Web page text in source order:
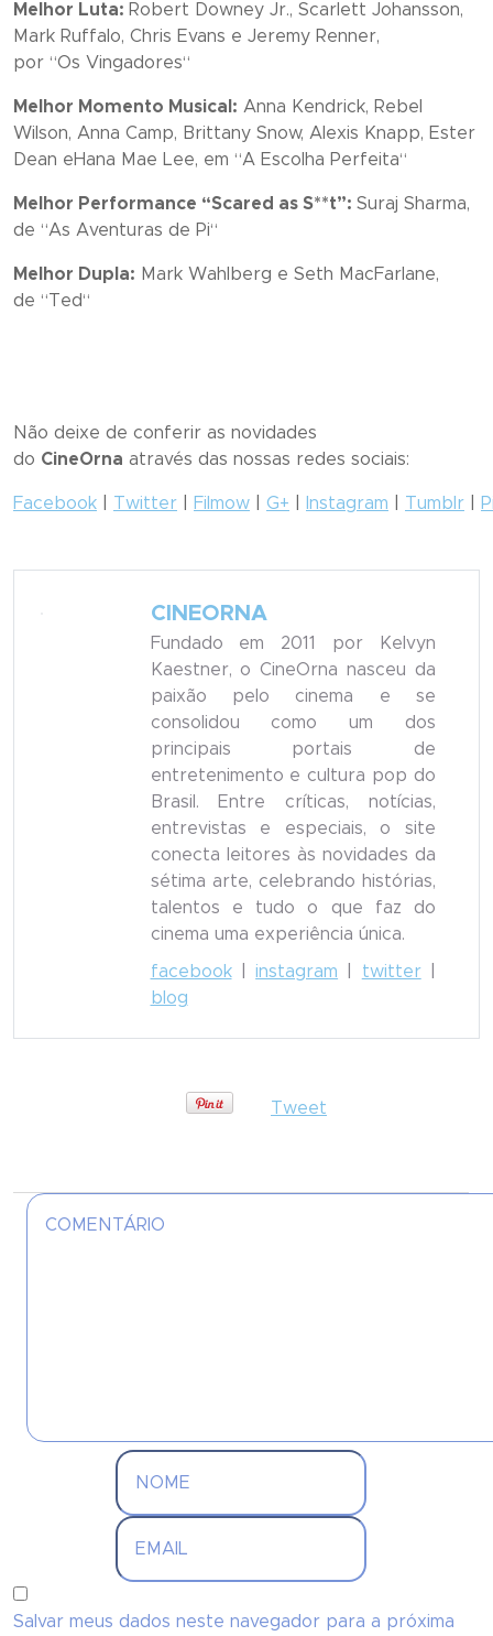
Melhor Luta: Robert Downey Jr., Scarlett Johansson,
Mark Ruffalo, Chris Evans e Jeremy Renner,
por “Os Vingadores“
Melhor Momento Musical: Anna Kendrick, Rebel
Wilson, Anna Camp, Brittany Snow, Alexis Knapp, Ester
Dean eHana Mae Lee, em “A Escolha Perfeita“
Melhor Performance “Scared as S**t”: Suraj Sharma,
de “As Aventuras de Pi“
Melhor Dupla: Mark Wahlberg e Seth MacFarlane,
de “Ted“
Não deixe de conferir as novidades
do CineOrna através das nossas redes sociais:
Facebook Twitter Filmow G+ Instagram Tumblr
CINEORNA
Fundado em 2011 por Kelvyn
Kaestner, o CineOrna nasceu da
paixão pelo cinema e se
consolidou como um dos
principais portais de
entretenimento e cultura pop do
Brasil. Entre críticas, notícias,
entrevistas e especiais, o site
conecta leitores às novidades da
sétima arte, celebrando histórias,
talentos e tudo o que faz do
cinema uma experiência única.
facebook|instagram twitter|
blog
Tweet
Salvar meus dados neste navegador para a próxima